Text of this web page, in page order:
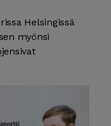
Helsingissä
myönsi